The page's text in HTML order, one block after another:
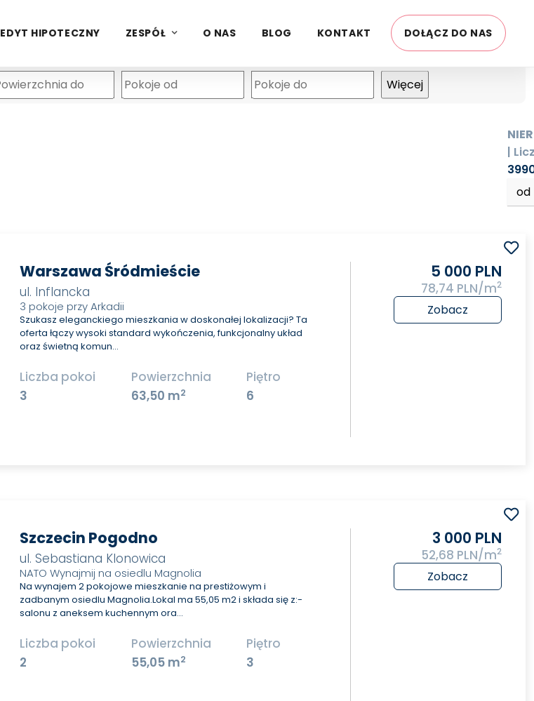
HIPOTECZNY ZESPÓŁ O NAS BLOG KONTAKT DOŁĄCZ DO NAS
mapa
|
od
Warszawa Śródmieście
ul. Inflancka
3 pokoje przy Arkadii
Szukasz eleganckiego mieszkania w doskonałej lokalizacji? Ta
oferta łączy wysoki standard wykończenia, funkcjonalny układ
oraz świetną komun…
Liczba pokoi
3
Powierzchnia
63,50 m2
Piętro
6
5 000 PLN
78,74 PLN/m2
Zobacz
Szczecin Pogodno
ul. Sebastiana Klonowica
NATO Wynajmij na osiedlu Magnolia
Na wynajem 2 pokojowe mieszkanie na prestiżowym i
zadbanym osiedlu Magnolia.Lokal ma 55,05 m2 i składa się z:-
salonu z aneksem kuchennym ora…
Liczba pokoi
2
Powierzchnia
55,05 m2
Piętro
3
3 000 PLN
52,68 PLN/m2
Zobacz